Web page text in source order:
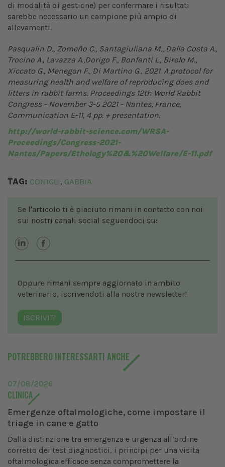
di modalità di gestione) per confermare i risultati
sarebbe necessario un campione più ampio di
allevamenti.
Pasqualin D., Zomeño C., Santagiuliana M., Dalla Costa A.,
Trocino A., Lavazza A.,Dorigo F., Bonfanti L., Birolo M.,
Xiccato G., Menegon F., Di Martino G., 2021. A protocol for
measuring health and welfare of reproducing does and
litters in rabbit farms. Proceedings 12th World Rabbit
Congress - November 3-5 2021 - Nantes, France,
Communication E-11, 4 pp. + presentation.
http://world-rabbit-science.com/WRSA-
Proceedings/Congress-2021-
Nantes/Papers/Ethology%20&%20Welfare/E-11.pdf
TAG: CONIGLI, GABBIA
Se l'articolo ti è piaciuto rimani in contatto con noi
sui nostri canali social seguendoci su:
Oppure rimani sempre aggiornato in ambito
veterinario, iscrivendoti alla nostra newsletter!
ISCRIVITI
POTREBBERO INTERESSARTI ANCHE
07/08/2026
CLINICA
Emergenze oftalmologiche, come impostare il
triage in cane e gatto
Dalla distinzione tra emergenza e urgenza all’ordine
corretto dei test diagnostici, i principi per una visita
oftalmologica efficace senza compromettere la